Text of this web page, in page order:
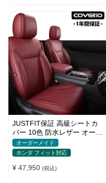
JUSTFIT保証 高級シートカ
バー 10色 防水レザー オーダ
ーメイド おしゃれ 全席セッ
ト
オーダーメイド
ホンダ フィット対応
¥ 47,950 (税込)